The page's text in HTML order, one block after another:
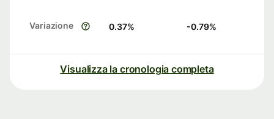
Variazione 0.37% -0.79%
Visualizza la cronologia completa